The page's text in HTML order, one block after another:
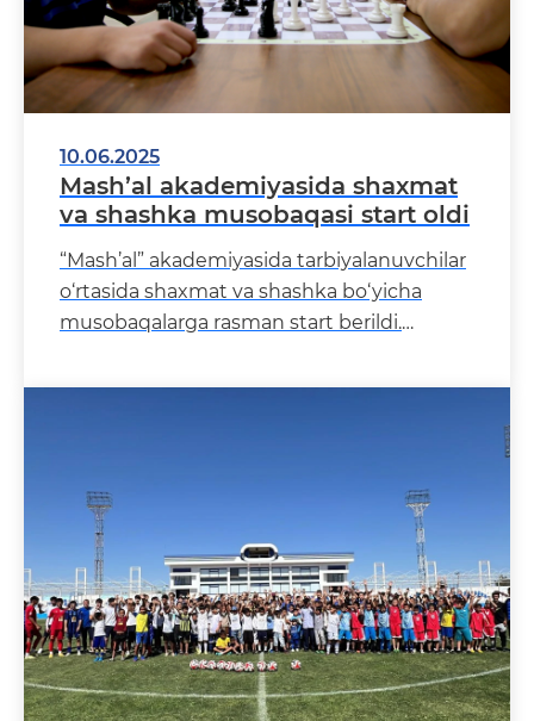
10.06.2025
Mash’al akademiyasida shaxmat
va shashka musobaqasi start oldi
“Mash’al” akademiyasida tarbiyalanuvchilar
o‘rtasida shaxmat va shashka bo‘yicha
musobaqalarga rasman start berildi.